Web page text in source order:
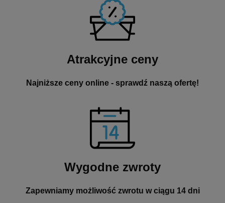
Atrakcyjne ceny
Najniższe ceny online - sprawdź naszą ofertę!
Wygodne zwroty
Zapewniamy możliwość zwrotu w ciągu 14 dni